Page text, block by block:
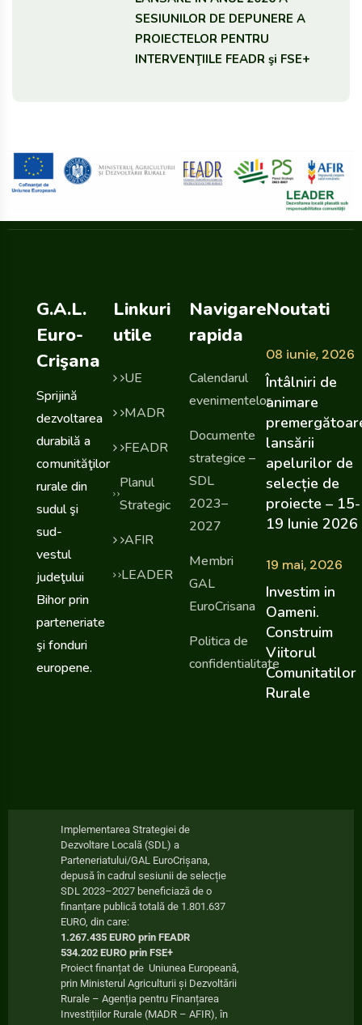
SESIUNILOR DE DEPUNERE A
PROIECTELOR PENTRU
INTERVENŢIILE FEADR şi FSE+
G.A.L.
Euro-
Crişana
Sprijină
dezvoltarea
durabilă a
comunităţilor
rurale din
sudul şi
sud-
vestul
judeţului
Bihor prin
parteneriate
şi fonduri
europene.
Linkuri
utile
UE
MADR
FEADR
Planul
Strategic
AFIR
LEADER
Navigare
rapida
Calendarul
evenimentelor
Documente
strategice –
SDL
2023–
2027
Membri
GAL
EuroCrisana
Politica de
confidentialitate
Noutati
08 iunie, 2026
Întâlniri de
animare
lansării
apelurilor de
selecție de
proiecte – 15-
19 Iunie 2026
19 mai, 2026
Investim in
Oameni.
Construim
Viitorul
Comunitatilor
Rurale
Implementarea Strategiei de
Dezvoltare Locală (SDL) a
Parteneriatului/GAL EuroCrișana,
depusă în cadrul sesiunii de selecție
SDL 2023–2027 beneficiază de o
finanțare publică totală de 1.801.637
EURO, din care:
1.267.435 EURO prin FEADR
534.202 EURO prin FSE+
Proiect finanțat de Uniunea Europeană,
prin Ministerul Agriculturii și Dezvoltării
Rurale – Agenția pentru Finanțarea
Investițiilor Rurale (MADR – AFIR), în